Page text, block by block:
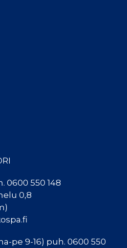
0600 550 148
0,8
pe 9-16) puh. 0600 550